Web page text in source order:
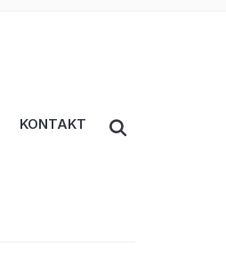
KONTAKT